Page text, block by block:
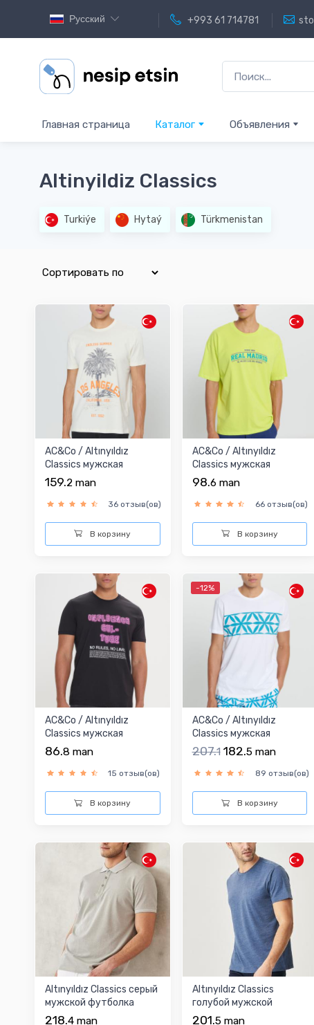
Русский +993 61 714781
Главная страница Каталог Объявления
Altinyildiz Classics
Turkiýe Hytaý Türkmenistan
AC&Co / Altınyıldız
Classics мужская
футболка
159.2 man
36 отзыв(ов)
В корзину
AC&Co / Altınyıldız
Classics мужская
футболка
98.6 man
66 отзыв(ов)
В корзину
AC&Co / Altınyıldız
Classics мужская
футболка
86.8 man
15 отзыв(ов)
В корзину
-12%
AC&Co / Altınyıldız
Classics мужская
футболка
207.1 182.5 man
89 отзыв(ов)
В корзину
Altınyıldız Classics серый
мужской футболка
218.4 man
Altınyıldız Classics
голубой мужской
футболка
201.5 man